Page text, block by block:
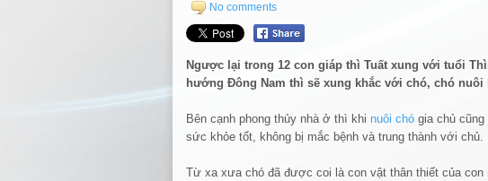
No comments
Ngược lại trong 12 con giáp thì Tuất xung với tuổi
hướng Đông Nam thì sẽ xung khắc với chó, chó
Bên cạnh phong thủy nhà ở thì khi nuôi chó gia chủ
sức khỏe tốt, không bị mắc bệnh và trung thành với chủ.
Từ xa xưa chó đã được coi là con vật thân thiết của